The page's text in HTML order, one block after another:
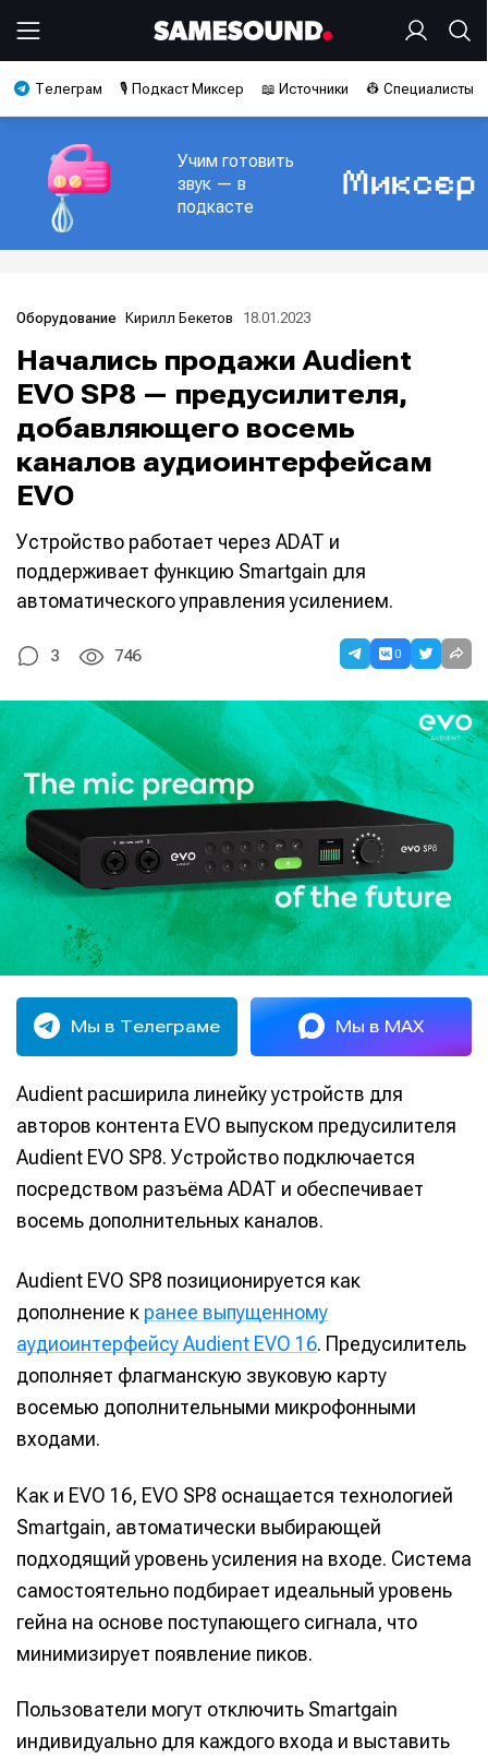
Телеграм 🎙️ Подкаст Миксер 📖 Источники 👷 Специалисты
Учим готовить
звук — в
подкасте
Оборудование Кирилл Бекетов 18.01.2023
Начались продажи Audient
EVO SP8 — предусилителя,
добавляющего восемь
каналов аудиоинтерфейсам
EVO
Устройство работает через ADAT и
поддерживает функцию Smartgain для
автоматического управления усилением.
3 746 0
Мы в Телеграме Мы в MAX
Audient расширила линейку устройств для
авторов контента EVO выпуском предусилителя
Audient EVO SP8. Устройство подключается
посредством разъёма ADAT и обеспечивает
восемь дополнительных каналов.
Audient EVO SP8 позиционируется как
дополнение к ранее выпущенному
аудиоинтерфейсу Audient EVO 16. Предусилитель
дополняет флагманскую звуковую карту
восемью дополнительными микрофонными
входами.
Как и EVO 16, EVO SP8 оснащается технологией
Smartgain, автоматически выбирающей
подходящий уровень усиления на входе. Система
самостоятельно подбирает идеальный уровень
гейна на основе поступающего сигнала, что
минимизирует появление пиков.
Пользователи могут отключить Smartgain
индивидуально для каждого входа и выставить